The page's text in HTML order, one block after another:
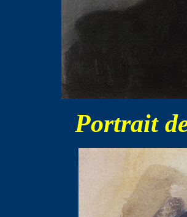
Portrait